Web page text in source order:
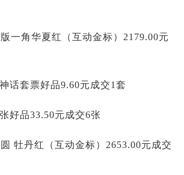
一角华夏红（互动金标）2179.00元
话套票好品9.60元成交1套
好品33.50元成交6张
牡丹红（互动金标）2653.00元成交